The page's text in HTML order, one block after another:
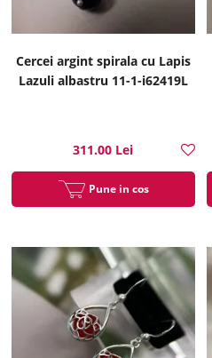
Cercei argint spirala cu Lapis
Lazuli albastru 11-1-i62419L
311.00 Lei
Pune in cos